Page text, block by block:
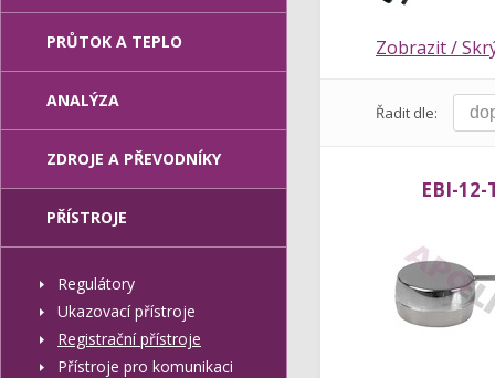
Zobrazit /
Řadit dle:
EBI-12-
PRŮTOK A TEPLO
ANALÝZA
ZDROJE A PŘEVODNÍKY
PŘÍSTROJE
Regulátory
Ukazovací přístroje
Registrační přístroje
Přístroje pro komunikaci